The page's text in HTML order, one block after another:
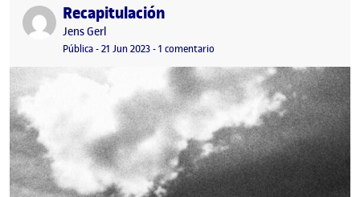
Publicado porRecapitulación
Publicado por
Jens Gerl
Visibilidad:
Pública-Fecha de publicación
21 Jun 202321 junio, 2023 11:53 pm
-1 comentario